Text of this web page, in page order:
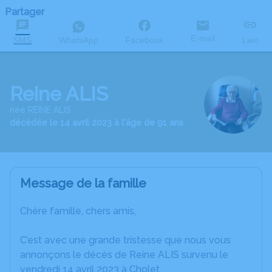
Partager
SMS WhatsApp Facebook E-mail Lien
Reine ALIS
née REINE ALIS
décédée le 14 avril 2023 à l'âge de 91 ans
Message de la famille
Chère famille, chers amis,
C’est avec une grande tristesse que nous vous
annonçons le décès de Reine ALIS survenu le
vendredi 14 avril 2023 à Cholet.